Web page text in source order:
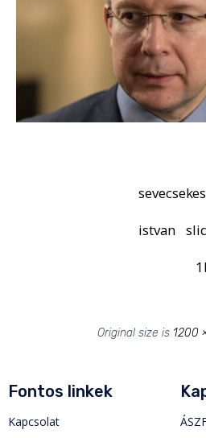
sevecsek-
istvan
Original size is 1200
Fontos linkek
Kapcsolat